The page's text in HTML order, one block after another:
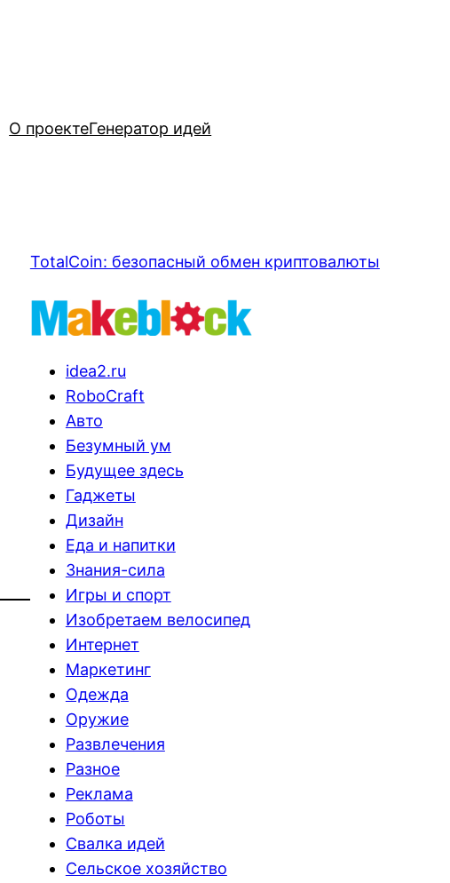
О проектеГенератор идей
TotalCoin: безопасный обмен криптовалюты
idea2.ru
RoboCraft
Авто
Безумный ум
Будущее здесь
Гаджеты
Дизайн
Еда и напитки
Знания-сила
Игры и спорт
Изобретаем велосипед
Интернет
Маркетинг
Одежда
Оружие
Развлечения
Разное
Реклама
Роботы
Свалка идей
Сельское хозяйство